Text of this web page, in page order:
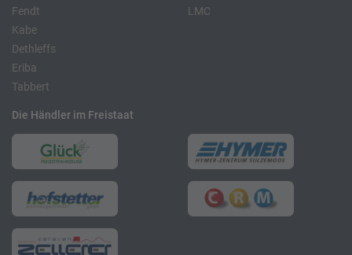
Fendt
Kabe
LMC
Dethleffs
Eriba
Tabbert
Die Händler im Freistaat